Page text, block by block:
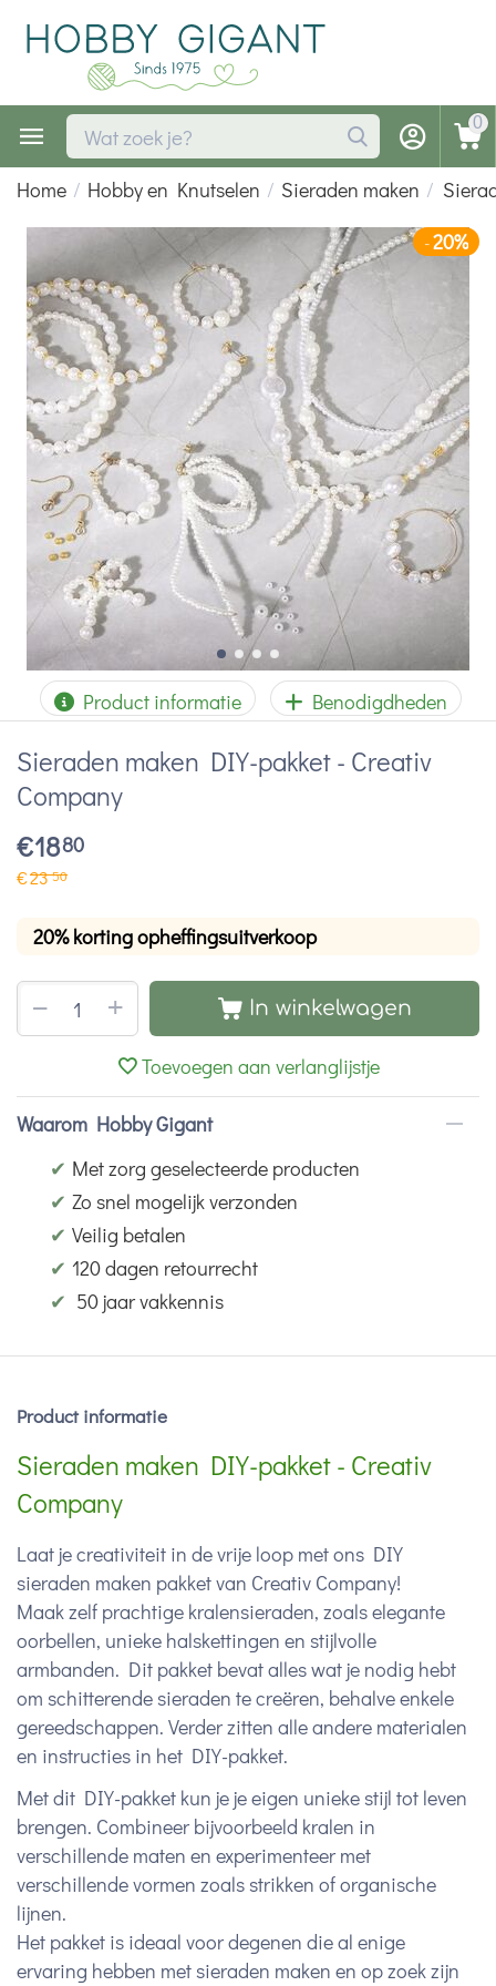
0
Home / Hobby en Knutselen / Sieraden maken /
-20%
Product informatie Benodigdheden
Sieraden maken DIY-pakket - Creativ
Company
€1880
€2350
20% korting opheffingsuitverkoop
+
− In winkelwagen
Toevoegen aan verlanglijstje
Waarom Hobby Gigant
✔ Met zorg geselecteerde producten
✔ Zo snel mogelijk verzonden
✔ Veilig betalen
✔ 120 dagen retourrecht
✔ 50 jaar vakkennis
Product informatie
Sieraden maken DIY-pakket - Creativ
Company
Laat je creativiteit in de vrije loop met ons DIY
sieraden maken pakket van Creativ Company!
Maak zelf prachtige kralensieraden, zoals elegante
oorbellen, unieke halskettingen en stijlvolle
armbanden. Dit pakket bevat alles wat je nodig hebt
om schitterende sieraden te creëren, behalve enkele
gereedschappen. Verder zitten alle andere materialen
en instructies in het DIY-pakket.
Met dit DIY-pakket kun je je eigen unieke stijl tot leven
brengen. Combineer bijvoorbeeld kralen in
verschillende maten en experimenteer met
verschillende vormen zoals strikken of organische
lijnen.
Het pakket is ideaal voor degenen die al enige
ervaring hebben met sieraden maken en op zoek zijn